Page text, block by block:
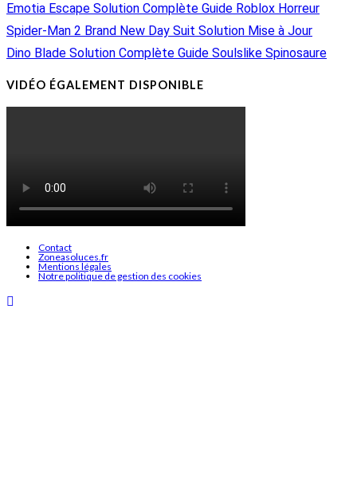
Emotia Escape Solution Complète Guide Roblox Horreur
Spider-Man 2 Brand New Day Suit Solution Mise à Jour
Dino Blade Solution Complète Guide Soulslike Spinosaure
VIDÉO ÉGALEMENT DISPONIBLE
Contact
Zoneasoluces.fr
Mentions légales
Notre politique de gestion des cookies